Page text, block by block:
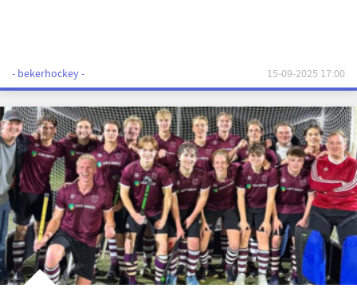
- bekerhockey - 15-09-2025 17:00